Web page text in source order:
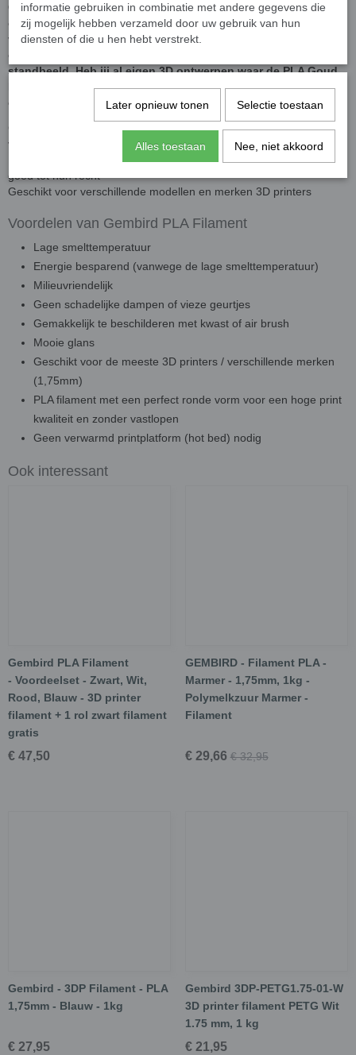
Gembird PLA filament met deze twee kleuren zijn een ideale
combinatie voor action figures, scifi spaceships en
voertuigen. Daarnaast kun je er ook prachtige decoratieve 3D
ontwerpen mee printen. Een prachtige robot of klein
standbeeld. Heb jij al eigen 3D ontwerpen waar de PLA Goud
Metallic of PLA Zwart bij past? Met deze voordeliger
combinatie PLA filament word 3D printen nog leuker!
Geperfectioneerde ronde vorm voor hoge printkwaliteit zonder
vastlopen
Met PLA kunnen alle vormen worden geprint en komen details
goed tot hun recht
Geschikt voor verschillende modellen en merken 3D printers
Voordelen van Gembird PLA Filament
Lage smelttemperatuur
Energie besparend (vanwege de lage smelttemperatuur)
Milieuvriendelijk
Geen schadelijke dampen of vieze geurtjes
Gemakkelijk te beschilderen met kwast of air brush
Mooie glans
Geschikt voor de meeste 3D printers / verschillende merken
(1,75mm)
PLA filament met een perfect ronde vorm voor een hoge print
kwaliteit en zonder vastlopen
Geen verwarmd printplatform (hot bed) nodig
Ook interessant
Gembird PLA Filament
- Voordeelset - Zwart, Wit,
Rood, Blauw - 3D printer
filament + 1 rol zwart filament
gratis
€ 47,50
GEMBIRD - Filament PLA -
Marmer - 1,75mm, 1kg -
Polymelkzuur Marmer -
Filament
€ 29,66 € 32,95
Gembird - 3DP Filament - PLA
1,75mm - Blauw - 1kg
€ 27,95
Gembird 3DP-PETG1.75-01-W
3D printer filament PETG Wit
1.75 mm, 1 kg
€ 21,95
informatie gebruiken in combinatie met andere gegevens die
zij mogelijk hebben verzameld door uw gebruik van hun
diensten of die u hen hebt verstrekt.
Later opnieuw tonen Selectie toestaan
Alles toestaan Nee, niet akkoord